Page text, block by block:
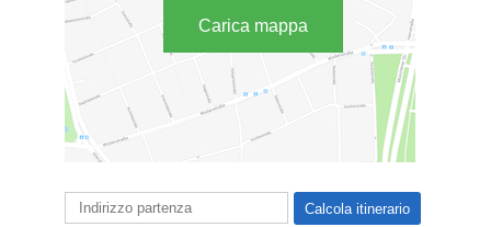
Carica mappa